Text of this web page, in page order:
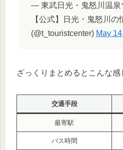
— 東武日光・鬼怒川温泉
【公式】日光・鬼怒川の
(@t_touristcenter) May
ざっくりまとめるとこんな感
交通手段
最寄駅
バス時間